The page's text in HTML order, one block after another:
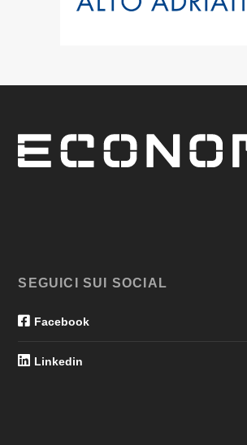
SEGUICI SUI SOCIAL
Facebook
Linkedin